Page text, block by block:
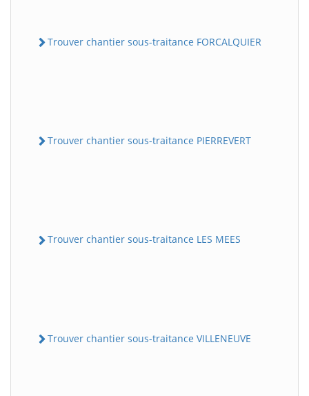
Trouver chantier sous-traitance FORCALQUIER
Trouver chantier sous-traitance PIERREVERT
Trouver chantier sous-traitance LES MEES
Trouver chantier sous-traitance VILLENEUVE